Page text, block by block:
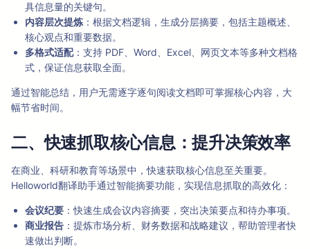
具信息量的关键句。
内容层次提炼 ：根据文档逻辑，生成分层摘要，包括主题概述、
核心观点和重要数据。
多格式适配：支持 PDF、Word、Excel、网页文本等多种文档格
式，保证信息获取全面。
通过智能总结，用户无需逐字逐句阅读文档即可掌握核心内容，大
幅节省时间。
二、快速抓取核心信息：提升决策效率
在商业、科研和教育等场景中，快速获取核心信息至关重要。
Helloworld翻译助手通过智能摘要功能，实现信息抓取的高效化：
会议纪要 ：快速生成会议内容摘要，突出决策要点和待办事项。
商业报告 ：提炼市场分析、财务数据和战略建议，帮助管理者快
速做出判断。